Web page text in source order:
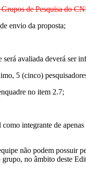
de Pesquisa do
envio da proposta;
avaliada deverá ser
5 (cinco)
no item 2.7;
integrante de
não podem possuir
no âmbito deste